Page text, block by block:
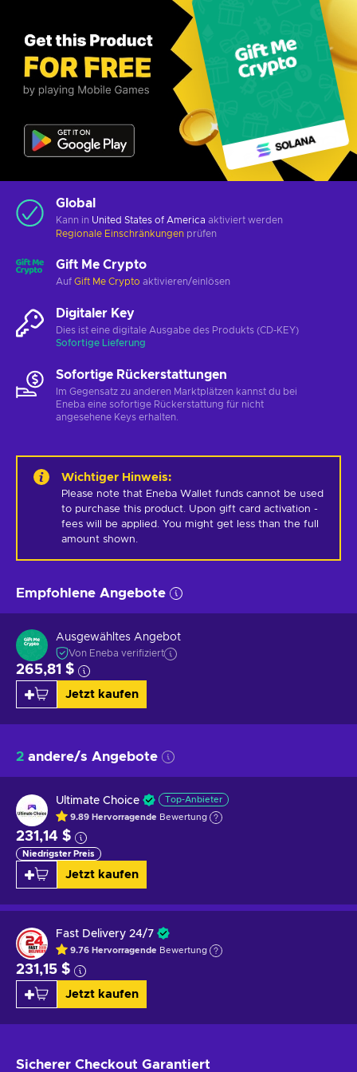
Global
Kann in United States of America aktiviert werden
Regionale Einschränkungen prüfen
Gift Me Crypto
Auf Gift Me Crypto aktivieren/einlösen
Digitaler Key
Dies ist eine digitale Ausgabe des Produkts (CD-KEY)
Sofortige Lieferung
Sofortige Rückerstattungen
Im Gegensatz zu anderen Marktplätzen kannst du bei
Eneba eine sofortige Rückerstattung für nicht
angesehene Keys erhalten.
Wichtiger Hinweis:
Please note that Eneba Wallet funds cannot be used
to purchase this product. Upon gift card activation -
fees will be applied. You might get less than the full
amount shown.
Empfohlene Angebote
Ausgewähltes Angebot
Von Eneba verifiziert
265,81 $
Jetzt kaufen
2 andere/s Angebote
Ultimate Choice Top-Anbieter
9.89 Hervorragende Bewertung
231,14 $
Niedrigster Preis
Jetzt kaufen
Fast Delivery 24/7
9.76 Hervorragende Bewertung
231,15 $
Jetzt kaufen
Sicherer Checkout Garantiert